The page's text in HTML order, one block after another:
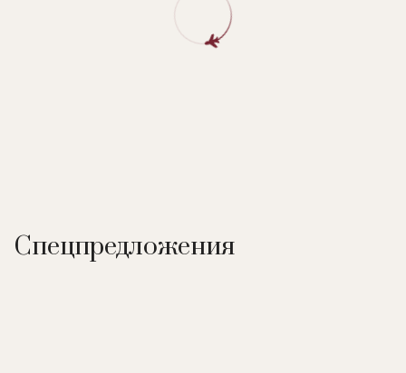
европейской кухни. A la carte. Концепция «открытой кухни».
Есть открытая терраса. Вид на бассейн. Открыт для
Спецпредложения